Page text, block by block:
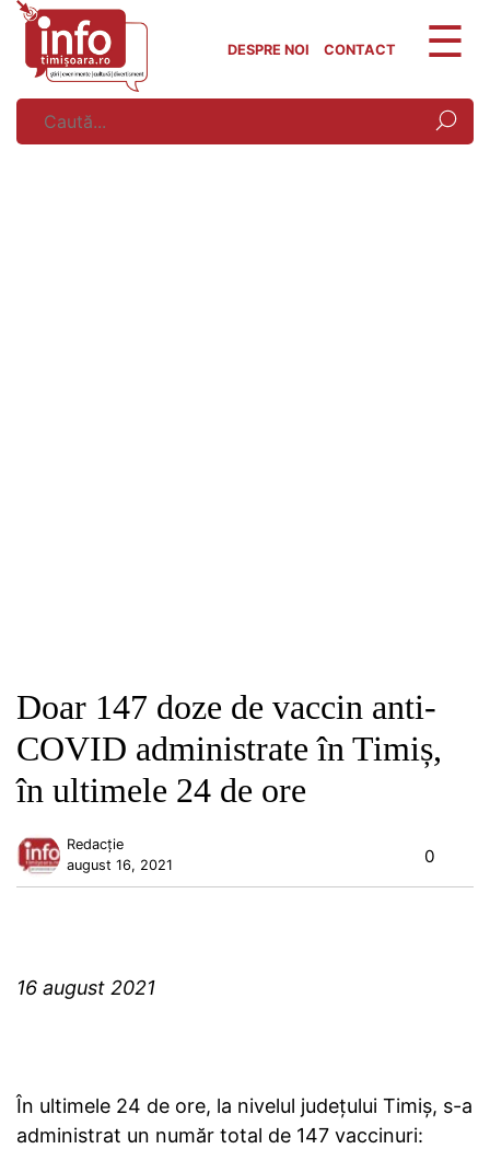
Skip
content
DESPRE NOI CONTACT
Doar 147 doze de vaccin anti-
COVID administrate în Timiș,
în ultimele 24 de ore
Redacție
august 16, 2021
0
16 august 2021
În ultimele 24 de ore, la nivelul județului Timiș, s-a
administrat un număr total de 147 vaccinuri: